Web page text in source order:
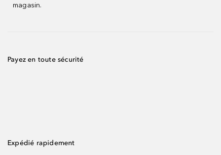
magasin.
Payez en toute sécurité
Expédié rapidement